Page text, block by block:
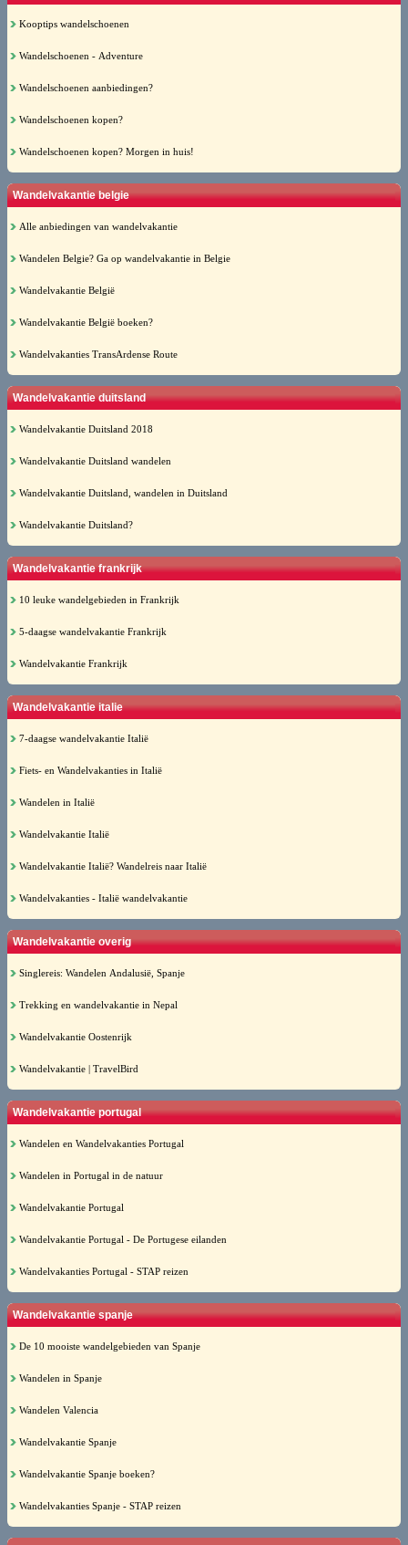
Kooptips wandelschoenen
Wandelschoenen - Adventure
Wandelschoenen aanbiedingen?
Wandelschoenen kopen?
Wandelschoenen kopen? Morgen in huis!
Wandelvakantie belgie
Alle anbiedingen van wandelvakantie
Wandelen Belgie? Ga op wandelvakantie in Belgie
Wandelvakantie België
Wandelvakantie België boeken?
Wandelvakanties TransArdense Route
Wandelvakantie duitsland
Wandelvakantie Duitsland 2018
Wandelvakantie Duitsland wandelen
Wandelvakantie Duitsland, wandelen in Duitsland
Wandelvakantie Duitsland?
Wandelvakantie frankrijk
10 leuke wandelgebieden in Frankrijk
5-daagse wandelvakantie Frankrijk
Wandelvakantie Frankrijk
Wandelvakantie italie
7-daagse wandelvakantie Italië
Fiets- en Wandelvakanties in Italië
Wandelen in Italië
Wandelvakantie Italië
Wandelvakantie Italië? Wandelreis naar Italië
Wandelvakanties - Italië wandelvakantie
Wandelvakantie overig
Singlereis: Wandelen Andalusië, Spanje
Trekking en wandelvakantie in Nepal
Wandelvakantie Oostenrijk
Wandelvakantie | TravelBird
Wandelvakantie portugal
Wandelen en Wandelvakanties Portugal
Wandelen in Portugal in de natuur
Wandelvakantie Portugal
Wandelvakantie Portugal - De Portugese eilanden
Wandelvakanties Portugal - STAP reizen
Wandelvakantie spanje
De 10 mooiste wandelgebieden van Spanje
Wandelen in Spanje
Wandelen Valencia
Wandelvakantie Spanje
Wandelvakantie Spanje boeken?
Wandelvakanties Spanje - STAP reizen